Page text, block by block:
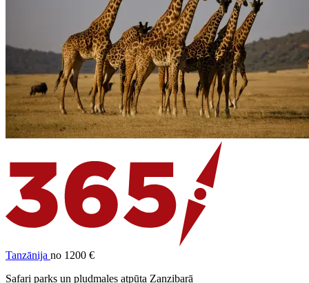
Tanzānija no 1200 €
Safari parks un pludmales atpūta Zanzibarā